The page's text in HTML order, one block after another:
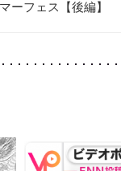
ーフェス【後編】